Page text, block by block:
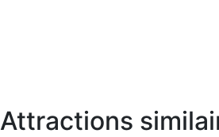
Attractions